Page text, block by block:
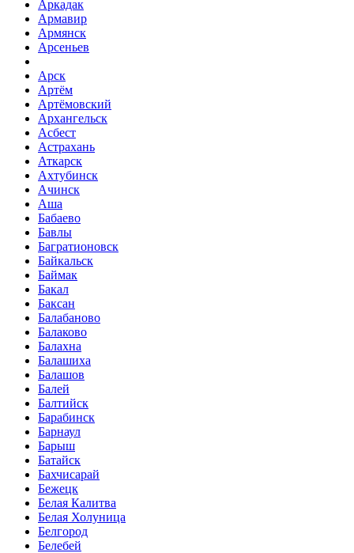
Аркадак
Армавир
Армянск
Арсеньев
Арск
Артём
Артёмовский
Архангельск
Асбест
Астрахань
Аткарск
Ахтубинск
Ачинск
Аша
Бабаево
Бавлы
Багратионовск
Байкальск
Баймак
Бакал
Баксан
Балабаново
Балаково
Балахна
Балашиха
Балашов
Балей
Балтийск
Барабинск
Барнаул
Барыш
Батайск
Бахчисарай
Бежецк
Белая Калитва
Белая Холуница
Белгород
Белебей